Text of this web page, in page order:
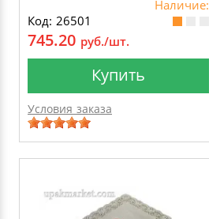
Наличие:
Код: 26501
745.20 руб./шт.
Купить
Условия заказа